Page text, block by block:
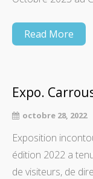
Read More
Expo.
octobre 28, 2022
Exposition
édition 2022 a
de visiteurs, de